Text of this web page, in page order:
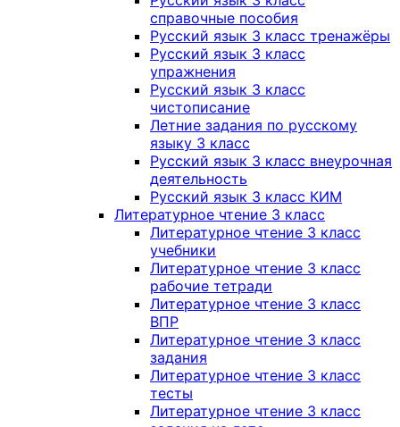
справочные пособия
Русский язык 3 класс тренажёры
Русский язык 3 класс
упражнения
Русский язык 3 класс
чистописание
Летние задания по русскому
языку 3 класс
Русский язык 3 класс внеурочная
деятельность
Русский язык 3 класс КИМ
Литературное чтение 3 класс
Литературное чтение 3 класс
учебники
Литературное чтение 3 класс
рабочие тетради
Литературное чтение 3 класс
ВПР
Литературное чтение 3 класс
задания
Литературное чтение 3 класс
тесты
Литературное чтение 3 класс